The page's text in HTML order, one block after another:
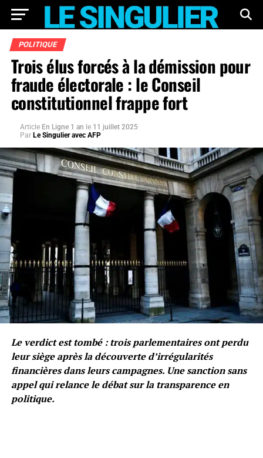
POLITIQUE
Trois élus forcés à la démission pour
fraude électorale : le Conseil
constitutionnel frappe fort
Article En Ligne 1 an le 11 juillet 2025
Par Le Singulier avec AFP
Le verdict est tombé : trois parlementaires ont perdu
leur siège après la découverte d’irrégularités
financières dans leurs campagnes. Une sanction sans
appel qui relance le débat sur la transparence en
politique.